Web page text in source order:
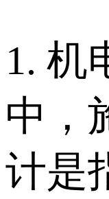
1. 机
中，
计是